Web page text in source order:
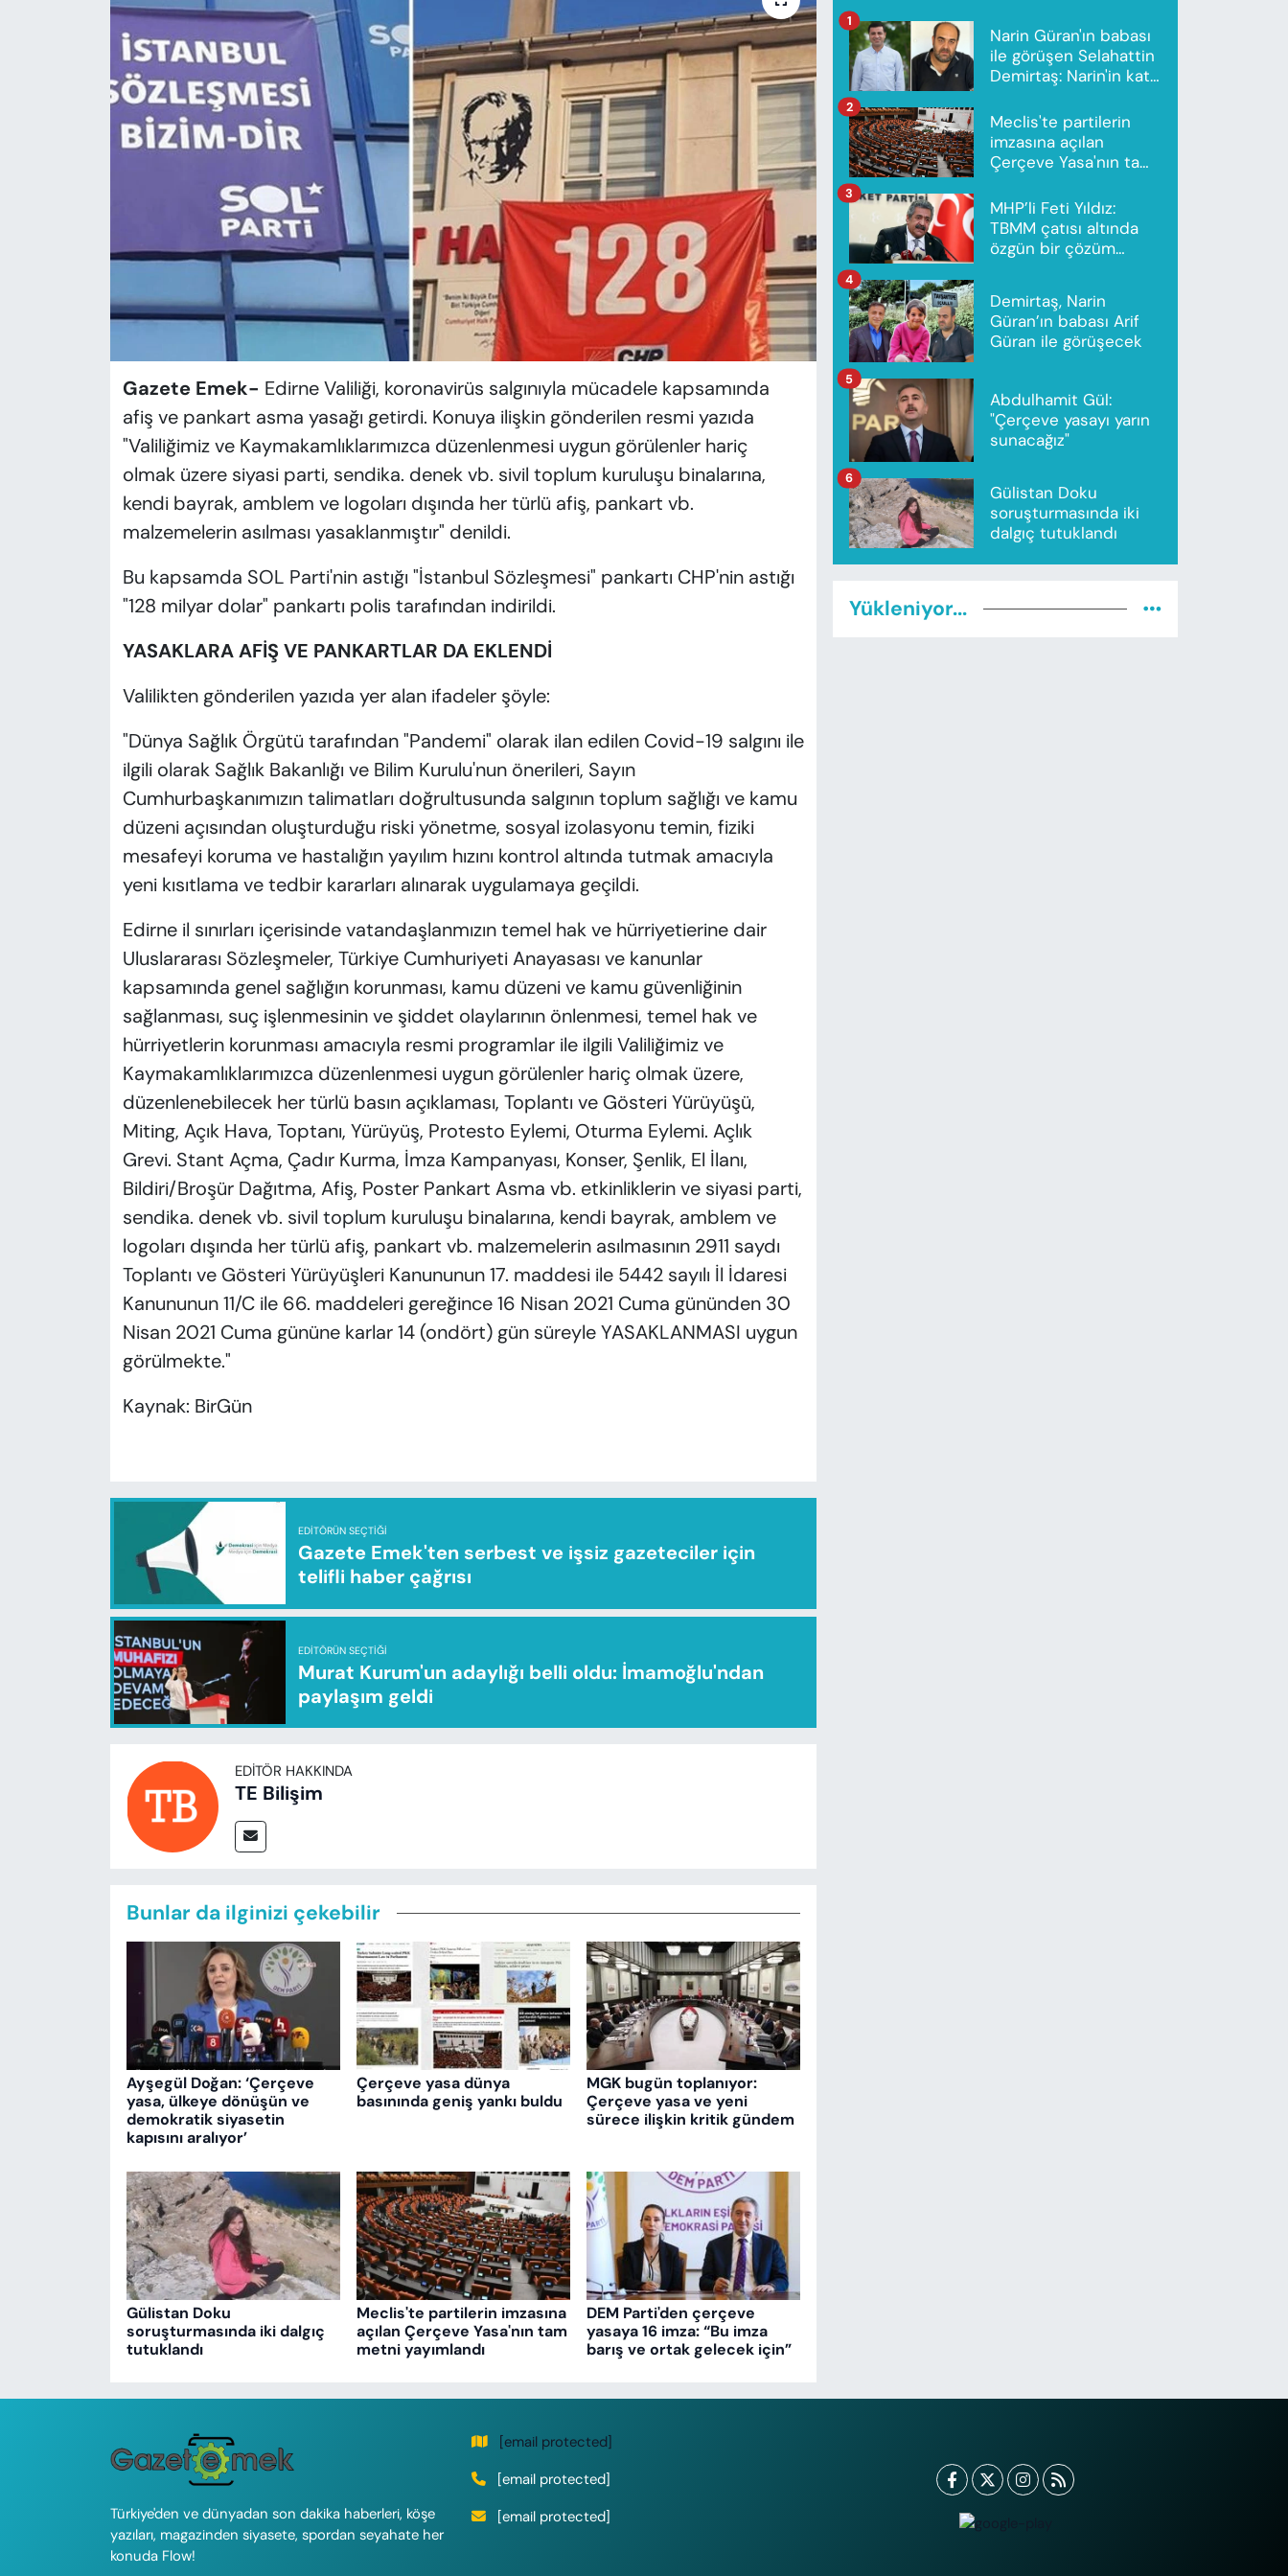
Gazete Emek- Edirne Valiliği, koronavirüs salgınıyla mücadele kapsamında
afiş ve pankart asma yasağı getirdi. Konuya ilişkin gönderilen resmi yazıda
"Valiliğimiz ve Kaymakamlıklarımızca düzenlenmesi uygun görülenler hariç
olmak üzere siyasi parti, sendika. denek vb. sivil toplum kuruluşu binalarına,
kendi bayrak, amblem ve logoları dışında her türlü afiş, pankart vb.
malzemelerin asılması yasaklanmıştır" denildi.
Bu kapsamda SOL Parti'nin astığı "İstanbul Sözleşmesi" pankartı CHP'nin astığı
"128 milyar dolar" pankartı polis tarafından indirildi.
YASAKLARA AFİŞ VE PANKARTLAR DA EKLENDİ
Valilikten gönderilen yazıda yer alan ifadeler şöyle:
"Dünya Sağlık Örgütü tarafından "Pandemi" olarak ilan edilen Covid-19 salgını ile
ilgili olarak Sağlık Bakanlığı ve Bilim Kurulu'nun önerileri, Sayın
Cumhurbaşkanımızın talimatları doğrultusunda salgının toplum sağlığı ve kamu
düzeni açısından oluşturduğu riski yönetme, sosyal izolasyonu temin, fiziki
mesafeyi koruma ve hastalığın yayılım hızını kontrol altında tutmak amacıyla
yeni kısıtlama ve tedbir kararları alınarak uygulamaya geçildi.
Edirne il sınırları içerisinde vatandaşlanmızın temel hak ve hürriyetierine dair
Uluslararası Sözleşmeler, Türkiye Cumhuriyeti Anayasası ve kanunlar
kapsamında genel sağlığın korunması, kamu düzeni ve kamu güvenliğinin
sağlanması, suç işlenmesinin ve şiddet olaylarının önlenmesi, temel hak ve
hürriyetlerin korunması amacıyla resmi programlar ile ilgili Valiliğimiz ve
Kaymakamlıklarımızca düzenlenmesi uygun görülenler hariç olmak üzere,
düzenlenebilecek her türlü basın açıklaması, Toplantı ve Gösteri Yürüyüşü,
Miting, Açık Hava, Toptanı, Yürüyüş, Protesto Eylemi, Oturma Eylemi. Açlık
Grevi. Stant Açma, Çadır Kurma, İmza Kampanyası, Konser, Şenlik, El İlanı,
Bildiri/Broşür Dağıtma, Afiş, Poster Pankart Asma vb. etkinliklerin ve siyasi parti,
sendika. denek vb. sivil toplum kuruluşu binalarına, kendi bayrak, amblem ve
logoları dışında her türlü afiş, pankart vb. malzemelerin asılmasının 2911 saydı
Toplantı ve Gösteri Yürüyüşleri Kanununun 17. maddesi ile 5442 sayılı İl İdaresi
Kanununun 11/C ile 66. maddeleri gereğince 16 Nisan 2021 Cuma gününden 30
Nisan 2021 Cuma gününe karlar 14 (ondört) gün süreyle YASAKLANMASI uygun
görülmekte."
Kaynak: BirGün
EDITÖRÜN SEÇTIĞI
Gazete Emek'ten serbest ve işsiz gazeteciler için
telifli haber çağrısı
EDITÖRÜN SEÇTIĞI
Murat Kurum'un adaylığı belli oldu: İmamoğlu'ndan
paylaşım geldi
EDITÖR HAKKINDA
TE Bilişim
Bunlar da ilginizi çekebilir
Ayşegül Doğan: ‘Çerçeve
yasa, ülkeye dönüşün ve
demokratik siyasetin
kapısını aralıyor’
Çerçeve yasa dünya
basınında geniş yankı buldu
MGK bugün toplanıyor:
Çerçeve yasa ve yeni
sürece ilişkin kritik gündem
Gülistan Doku
soruşturmasında iki dalgıç
tutuklandı
Meclis'te partilerin imzasına
açılan Çerçeve Yasa'nın tam
metni yayımlandı
DEM Parti'den çerçeve
yasaya 16 imza: “Bu imza
barış ve ortak gelecek için”
Narin Güran'ın babası
ile görüşen Selahattin
Demirtaş: Narin'in katili
1
Meclis'te partilerin
imzasına açılan
Çerçeve Yasa'nın tam
2
MHP’li Feti Yıldız:
TBMM çatısı altında
özgün bir çözüm
3
Demirtaş, Narin
Güran’ın babası Arif
Güran ile görüşecek
4
Abdulhamit Gül:
"Çerçeve yasayı yarın
sunacağız"
5
Gülistan Doku
soruşturmasında iki
dalgıç tutuklandı
6
Yükleniyor...
Türkiye'den ve dünyadan son dakika haberleri, köşe
yazıları, magazinden siyasete, spordan seyahate her
konuda Flow!
[email protected]
[email protected]
[email protected]
KÜLTÜR-SANAT
ÖZEL HABER
YAZAR KÖŞESİ
VAN VE DİYARBAKIR HABERLERİ